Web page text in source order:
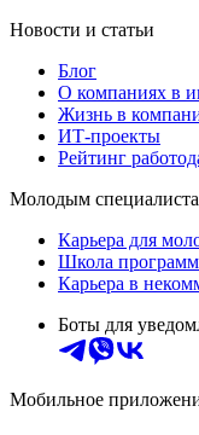
Новости и статьи
Блог
О компаниях в
Жизнь в
ИТ-проекты
Рейтинг
Молодым
Карьера для
Школа
Карьера в
Боты для
Мобильное